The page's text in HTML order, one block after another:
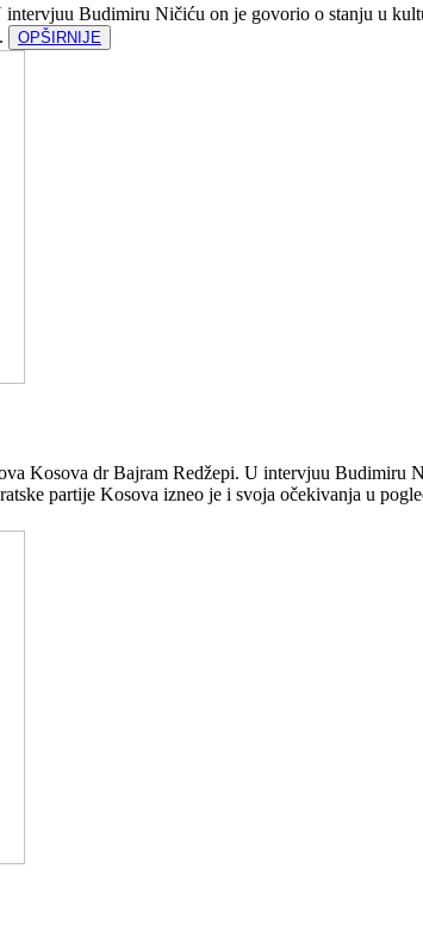
Budimiru Ničiću on je govorio o stanju u
OPŠIRNIJE
Kosova dr Bajram Redžepi. U intervjuu Budimiru
partije Kosova izneo je i svoja očekivanja u